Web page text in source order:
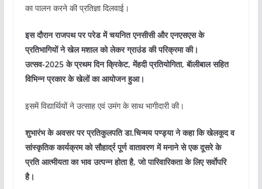
का पालन करने की प्रतिज्ञा दिलवाई।
इस दौरान राजपथ पर परेड में चयनित एनसीसी और एनएसएस के
प्रतिभागियों ने खेल मशाल को लेकर ग्राउंड की परिक्रमा की।
उत्सव-2025 के प्रथम दिन क्रिकेट, मेंहदी प्रतियोगिता, बॅालीबाल सहित
विभिन्न प्रकार के खेलों का आयोजन हुआ।
इसमें विद्यार्थियों ने उत्साह एवं उमंग के साथ भागीदारी की।
शुभारंभ के अवसर पर प्रतिकुलपति डा.चिन्मय पण्ड्या ने कहा कि खेलकूद व
सांस्कृतिक कार्यक्रम को सौहार्द्र पूर्ण वातावरण में मनाने से एक दूसरे के
प्रति आत्मीयता का भाव उत्पन्न होता है, जो पारिवारिकता के लिए सर्वाेपरि
है।